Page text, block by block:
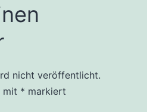
nicht veröffentlicht.
mit * markiert